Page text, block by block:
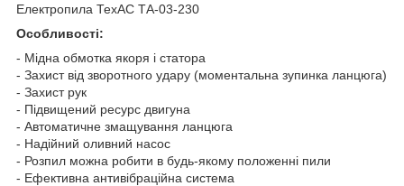
Електропила ТехАС ТА-03-230
Особливості:
- Мідна обмотка якоря і статора
- Захист від зворотного удару (моментальна зупинка ланцюга)
- Захист рук
- Підвищений ресурс двигуна
- Автоматичне змащування ланцюга
- Надійний оливний насос
- Розпил можна робити в будь-якому положенні пили
- Ефективна антивібраційна система